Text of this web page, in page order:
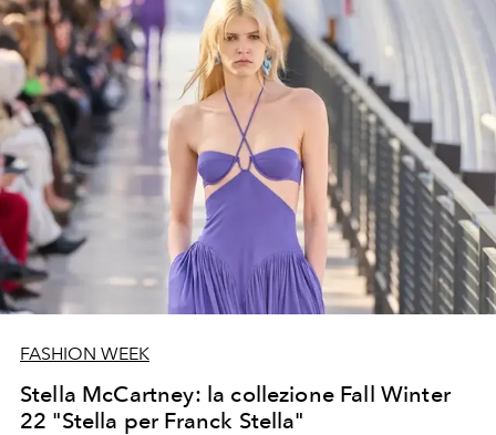
FASHION WEEK
Stella McCartney: la collezione Fall Winter
22 "Stella per Franck Stella"